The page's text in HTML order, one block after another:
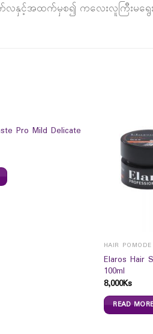
လနှင့်အထက်မှစ၍ ကလေးလူကြီးမရွေ
Pro Mild Delicate
HAIR POMODE
Elaros Hair
100ml
8,000Ks
READ